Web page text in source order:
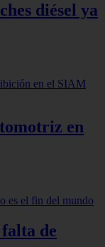
diésel ya
en
de